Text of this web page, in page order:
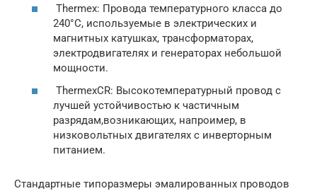
Thermex: Провода температурного класса до
240°С, используемые в электрических и
магнитных катушках, трансформаторах,
электродвигателях и генераторах небольшой
мощности.
ThermexCR: Высокотемпературный провод с
лучшей устойчивостью к частичным
разрядам,возникающих, напроимер, в
низковольтных двигателях с инверторным
питанием.
Стандартные типоразмеры эмалированных проводов